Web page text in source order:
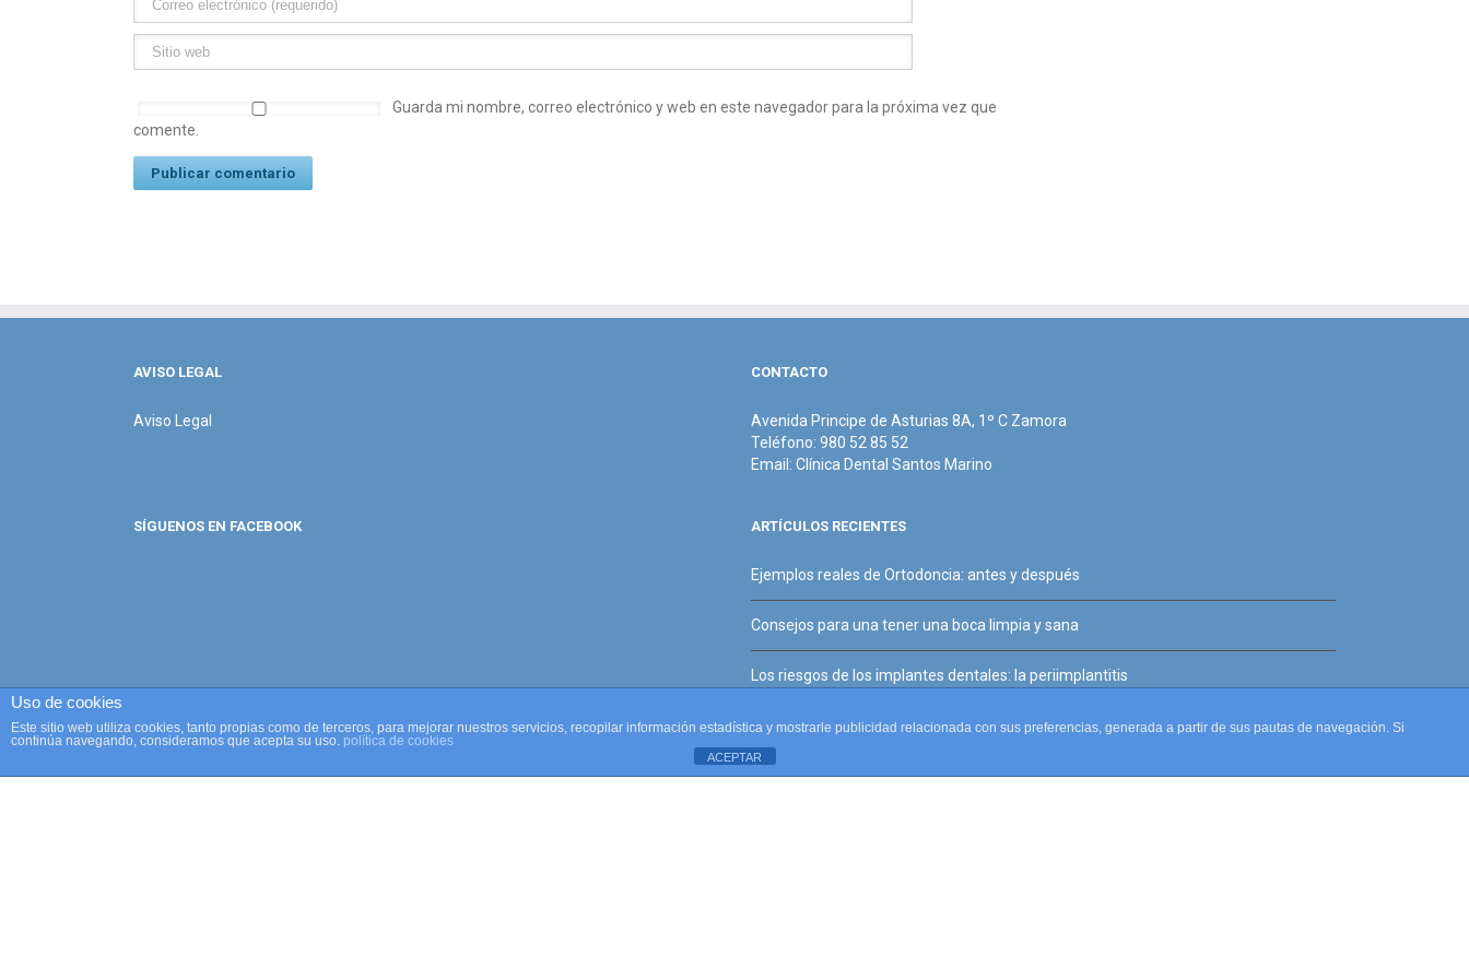
Guarda mi nombre, correo electrónico y web en este navegador para la próxima vez que
comente.
AVISO LEGAL
Aviso Legal
CONTACTO
Avenida Principe de Asturias 8A, 1º C Zamora
Teléfono: 980 52 85 52
Email: Clínica Dental Santos Marino
SÍGUENOS EN FACEBOOK ARTÍCULOS RECIENTES
Ejemplos reales de Ortodoncia: antes y después
Consejos para una tener una boca limpia y sana
Los riesgos de los implantes dentales: la periimplantitis
Uso de cookies
Este sitio web utiliza cookies, tanto propias como de terceros, para mejorar nuestros servicios, recopilar información estadística y mostrarle publicidad relacionada con sus preferencias, generada a partir de sus pautas de navegación. Si
continúa navegando, consideramos que acepta su uso. política de cookies
ACEPTAR